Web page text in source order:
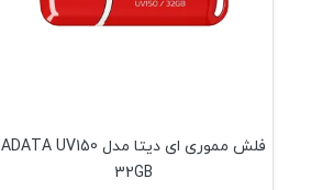
فلش مموری ای دیتا مدل ADATA UV150
32GB